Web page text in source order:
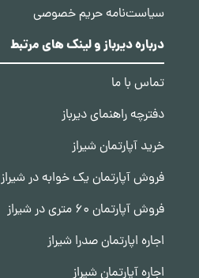
سیاست‌نامه حریم خصوصی
درباره دیرباز و لینک های مرتبط
تماس با ما
دفترچه راهنمای دیرباز
خرید آپارتمان شیراز
فروش آپارتمان یک خوابه در شیراز
فروش آپارتمان 60 متری در شیراز
اجاره اپارتمان صدرا شیراز
اجاره آپارتمان شیراز